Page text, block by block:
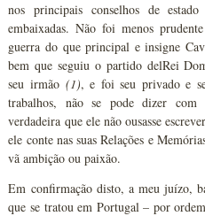
nos principais conselhos de
embaixadas. Não foi menos
guerra do que principal e insigne
bem que seguiu o partido delRei
seu irmão (1), e foi seu privado e
trabalhos, não se pode dizer com
verdadeira que ele não ousasse
ele conte nas suas Relações e
vã ambição ou paixão.
Em confirmação disto, a meu juízo,
que se tratou em Portugal – por